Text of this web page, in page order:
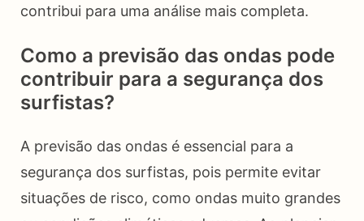
contribui para uma análise mais completa.
Como a previsão das ondas pode
contribuir para a segurança dos
surfistas?
A previsão das ondas é essencial para a
segurança dos surfistas, pois permite evitar
situações de risco, como ondas muito grandes